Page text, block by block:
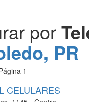
por
PR
1
CELULARES